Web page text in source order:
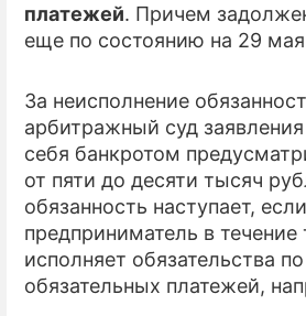
платежей. Причем
еще по состоянию на 29 мая
За неисполнение
арбитражный суд
себя банкротом
от пяти до десяти тысяч
обязанность наступает, если
предприниматель в
исполняет обязательства
обязательных платежей,